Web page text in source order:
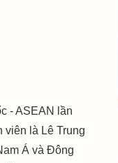
- ASEAN lần
viên là Lê Trung
Á và Đông